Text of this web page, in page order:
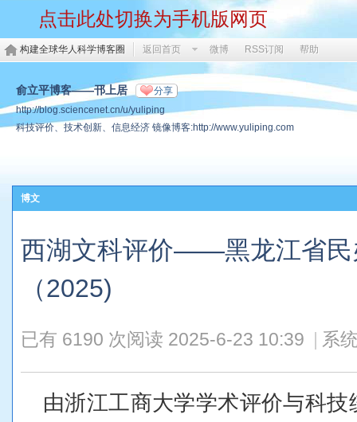
点击此处切换为手机版网页
构建全球华人科学博客圈 返回首页 微博 RSS订阅 帮助
俞立平博客——邗上居 分享
http://blog.sciencenet.cn/u/yuliping
科技评价、技术创新、信息经济 镜像博客:http://www.yuliping.com
博文
西湖文科评价——黑龙江省民
（2025)
已有 6190 次阅读 2025-6-23 10:39 系
由浙江工商大学学术评价与科